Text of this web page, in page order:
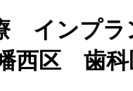
インプ
西区 歯科